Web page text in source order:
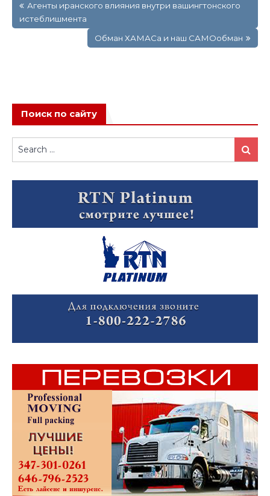
по
записям
Агенты иранского влияния внутри вашингтонского
истеблишмента
Обман ХАМАСа и наш САМОобман
Поиск по сайту
for:
Search